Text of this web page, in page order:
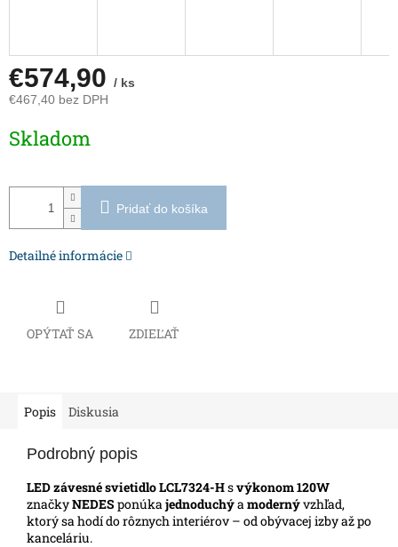
€574,90 / ks
€467,40 bez DPH
cena:
Skladom
Pridať do košíka
Detailné informácie
OPÝTAŤ SA ZDIEĽAŤ
Popis Diskusia
Podrobný popis
LED závesné svietidlo LCL7324-Hsvýkonom 120W
značkyNEDES ponúkajednoduchýamodernývzhľad,
ktorý sa hodí do rôznych interiérov – od obývacej izby až po
kanceláriu.